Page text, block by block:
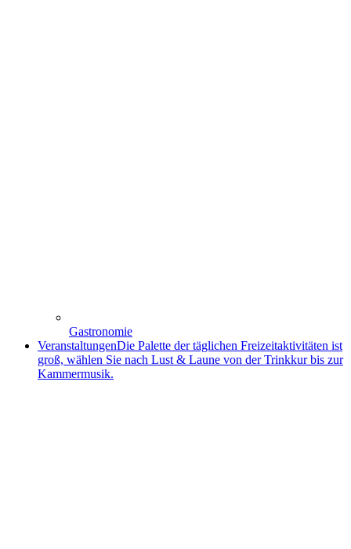
Gastronomie
VeranstaltungenDie Palette der täglichen Freizeitaktivitäten ist
groß, wählen Sie nach Lust & Laune von der Trinkkur bis zur
Kammermusik.